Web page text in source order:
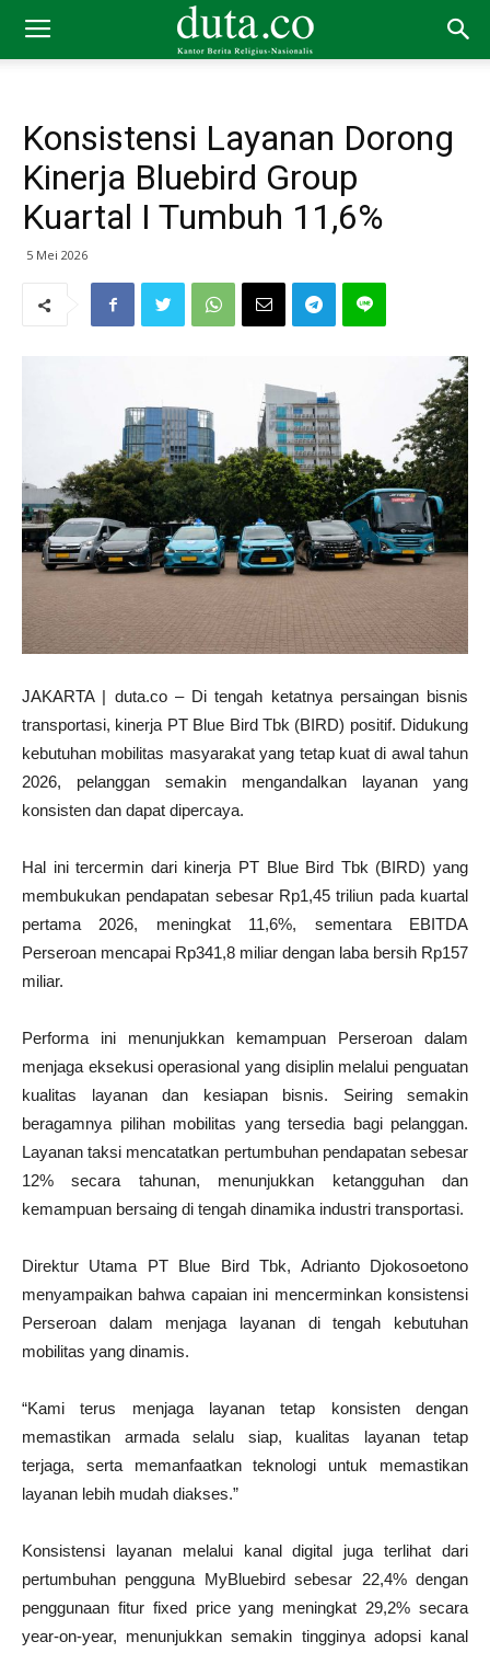
Konsistensi Layanan Dorong
Kinerja Bluebird Group
Kuartal I Tumbuh 11,6%
5 Mei 2026
JAKARTA | duta.co – Di tengah ketatnya persaingan bisnis
transportasi, kinerja PT Blue Bird Tbk (BIRD) positif. Didukung
kebutuhan mobilitas masyarakat yang tetap kuat di awal tahun
2026, pelanggan semakin mengandalkan layanan yang
konsisten dan dapat dipercaya.
Hal ini tercermin dari kinerja PT Blue Bird Tbk (BIRD) yang
membukukan pendapatan sebesar Rp1,45 triliun pada kuartal
pertama 2026, meningkat 11,6%, sementara EBITDA
Perseroan mencapai Rp341,8 miliar dengan laba bersih Rp157
miliar.
Performa ini menunjukkan kemampuan Perseroan dalam
menjaga eksekusi operasional yang disiplin melalui penguatan
kualitas layanan dan kesiapan bisnis. Seiring semakin
beragamnya pilihan mobilitas yang tersedia bagi pelanggan.
Layanan taksi mencatatkan pertumbuhan pendapatan sebesar
12% secara tahunan, menunjukkan ketangguhan dan
kemampuan bersaing di tengah dinamika industri transportasi.
Direktur Utama PT Blue Bird Tbk, Adrianto Djokosoetono
menyampaikan bahwa capaian ini mencerminkan konsistensi
Perseroan dalam menjaga layanan di tengah kebutuhan
mobilitas yang dinamis.
“Kami terus menjaga layanan tetap konsisten dengan
memastikan armada selalu siap, kualitas layanan tetap
terjaga, serta memanfaatkan teknologi untuk memastikan
layanan lebih mudah diakses.”
Konsistensi layanan melalui kanal digital juga terlihat dari
pertumbuhan pengguna MyBluebird sebesar 22,4% dengan
penggunaan fitur fixed price yang meningkat 29,2% secara
year-on-year, menunjukkan semakin tingginya adopsi kanal